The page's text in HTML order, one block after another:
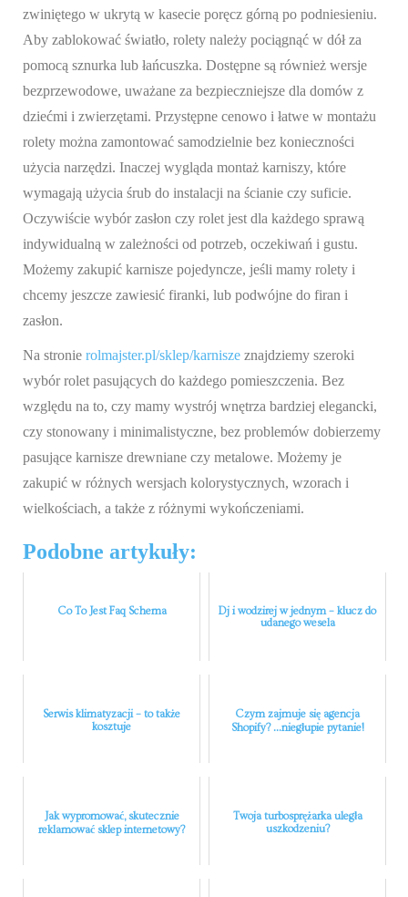
zwiniętego w ukrytą w kasecie poręcz górną po podniesieniu.
Aby zablokować światło, rolety należy pociągnąć w dół za
pomocą sznurka lub łańcuszka. Dostępne są również wersje
bezprzewodowe, uważane za bezpieczniejsze dla domów z
dziećmi i zwierzętami. Przystępne cenowo i łatwe w montażu
rolety można zamontować samodzielnie bez konieczności
użycia narzędzi. Inaczej wygląda montaż karniszy, które
wymagają użycia śrub do instalacji na ścianie czy suficie.
Oczywiście wybór zasłon czy rolet jest dla każdego sprawą
indywidualną w zależności od potrzeb, oczekiwań i gustu.
Możemy zakupić karnisze pojedyncze, jeśli mamy rolety i
chcemy jeszcze zawiesić firanki, lub podwójne do firan i
zasłon.
Na stronie rolmajster.pl/sklep/karnisze znajdziemy szeroki
wybór rolet pasujących do każdego pomieszczenia. Bez
względu na to, czy mamy wystrój wnętrza bardziej elegancki,
czy stonowany i minimalistyczne, bez problemów dobierzemy
pasujące karnisze drewniane czy metalowe. Możemy je
zakupić w różnych wersjach kolorystycznych, wzorach i
wielkościach, a także z różnymi wykończeniami.
Podobne artykuły:
Co To Jest Faq Schema
Dj i wodzirej w jednym – klucz do
udanego wesela
Serwis klimatyzacji – to także
kosztuje
Czym zajmuje się agencja
Shopify? ...niegłupie pytanie!
Jak wypromować, skutecznie
reklamować sklep internetowy?
Twoja turbosprężarka uległa
uszkodzeniu?